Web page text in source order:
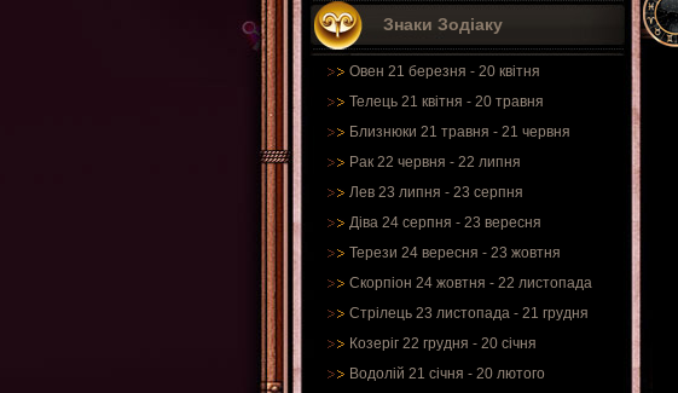
Знаки Зодіаку
Овен 21 березня - 20 квітня
Телець 21 квітня - 20 травня
Близнюки 21 травня - 21 червня
Рак 22 червня - 22 липня
Лев 23 липня - 23 серпня
Діва 24 серпня - 23 вересня
Терези 24 вересня - 23 жовтня
Скорпіон 24 жовтня - 22 листопада
Стрілець 23 листопада - 21 грудня
Козеріг 22 грудня - 20 січня
Водолій 21 січня - 20 лютого